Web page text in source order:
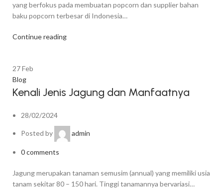
yang berfokus pada membuatan popcorn dan supplier bahan
baku popcorn terbesar di Indonesia…
Continue reading
27Feb
Blog
Kenali Jenis Jagung dan Manfaatnya
28/02/2024
Posted by admin
0comments
Jagung merupakan tanaman semusim (annual) yang memiliki usia
tanam sekitar 80 – 150 hari. Tinggi tanamannya bervariasi…